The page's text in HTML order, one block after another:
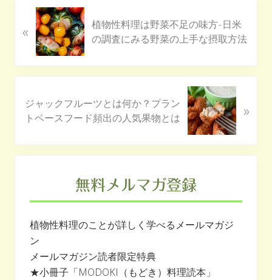
の
«
植物性料理は野菜不足の味方-日米
の調査にみる野菜の上手な摂取方法
の
投
ジャックフルーツとは何か？プラン
トベースフード頻出の人気果物とは
»
無料メルマガ登録
植物性料理のことが詳しく学べるメールマガジ
ン
メールマガジン読者限定特典
★小冊子「MODOKI（もどき）料理読本」